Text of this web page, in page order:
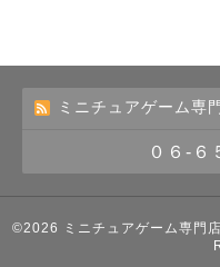
ミニチュアゲーム専
０６-６
©2026 ミニチュアゲーム専門